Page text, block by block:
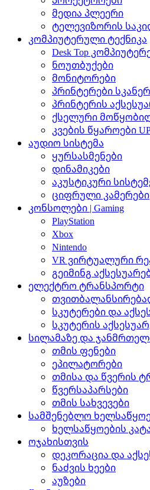
მედია პლეერი
ტელევიზორის
კომპიუტერული ტექნიკა
Desk Top
ნოუთბუქები
მონიტორები
პრინტერები
პრინტერის
ქსელური
კვების წყაროები
აუდიო სისტემა
ყურსასმენები
დინამიკები
აკუსტიკური
ციფრული კამერები
კონსოლები | Gaming
PlayStation
Xbox
Nintendo
VR ვირტუალური
გეიმინგ
ელექტრო ტრანსპორტი
სკუტერები და
სკუტერის
სილამაზე და
თმის ფენები
ეპილატორები
თმისა და წვერის
წვერსაპარსები
თმის სახვევები
სამშენებლო
ხელსაწყოების
ოჯახისთვის
დეკორაცია და
ნაძვის ხეები
აუზები